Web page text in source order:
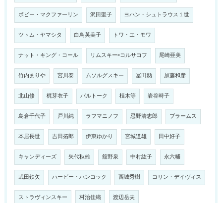
ボビー・マクファーリン 沢田聖子 ヨハン・シュトラウス１世
ツトム・ヤマシタ 白鳥英美子 トワ・エ・モワ
ナット・キング・コール リムスキー=コルサコフ 尾崎亜美
竹内まりや 宮川泰 ムソルグスキー 冨田勲 加藤和彦
北山修 梶芽衣子 バルトーク 植木等 岩谷時子
島倉千代子 戸川純 ラフマニノフ 忌野清志郎 ブラームス
本居長世 吉田拓郎 伊東ゆかり 宮城道雄 田中好子
キャンディーズ 矢代秋雄 舘野泉 中村紘子 永六輔
武田鉄矢 ハービー・ハンコック 西城秀樹 コリン・デイヴィス
ストラヴィンスキー 村治佳織 渡辺岳夫